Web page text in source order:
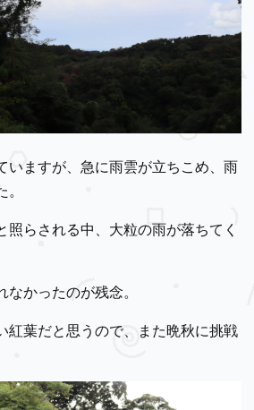
いますが、急に雨雲が立ちこめ、雨
照らされる中、大粒の雨が落ちてく
かったのが残念。
紅葉だと思うので、また晩秋に挑戦